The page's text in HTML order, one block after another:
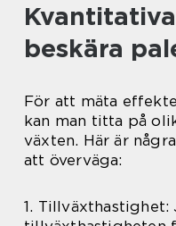
beskära
För att mäta
kan man titta på
växten. Här är
att överväga:
1. Tillväxthastighet: